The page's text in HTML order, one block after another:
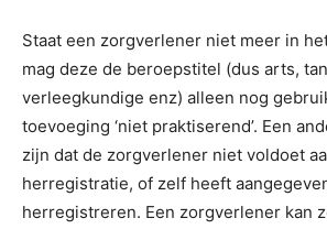
Staat een zorgverlener niet meer in
mag deze de beroepstitel (dus arts,
verleegkundige enz) alleen nog
toevoeging ‘niet praktiserend’. Een
zijn dat de zorgverlener niet voldoet
herregistratie, of zelf heeft
herregistreren. Een zorgverlener kan